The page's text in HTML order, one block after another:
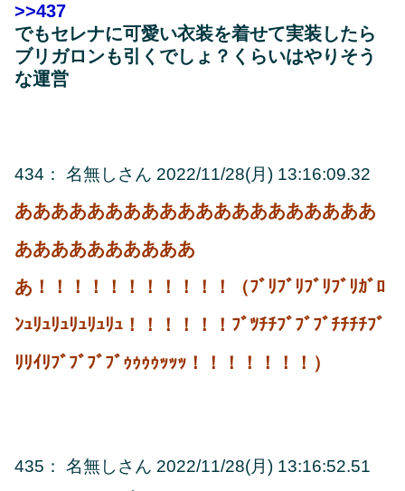
>>437
でもセレナに可愛い衣装を着せて実装したら
ブリガロンも引くでしょ？くらいはやりそう
な運営
434 ： 名無しさん 2022/11/28(月) 13:16:09.32
ああああああああああああああああああああ
ああああああああああ
あ！！！！！！！！！！！（ﾌﾞﾘﾌﾞﾘﾌﾞﾘﾌﾞﾘｶﾞﾛ
ﾝｭﾘｭﾘｭﾘｭﾘｭﾘｭ！！！！！！ﾌﾞﾂﾁﾁﾌﾞﾌﾞﾌﾞﾁﾁﾁﾁﾌﾞ
ﾘﾘｲﾘﾌﾞﾌﾞﾌﾞﾌﾞｩｩｩｩｯｯｯ！！！！！！！）
435 ： 名無しさん 2022/11/28(月) 13:16:52.51